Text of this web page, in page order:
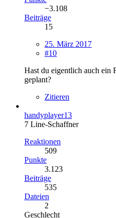
−3.108
Beiträge
15
25. März 2017
#10
Hast du eigentlich auch ein
geplant?
Zitieren
handyplayer13
7 Line-Schaffner
Reaktionen
509
Punkte
3.123
Beiträge
535
Dateien
2
Geschlecht